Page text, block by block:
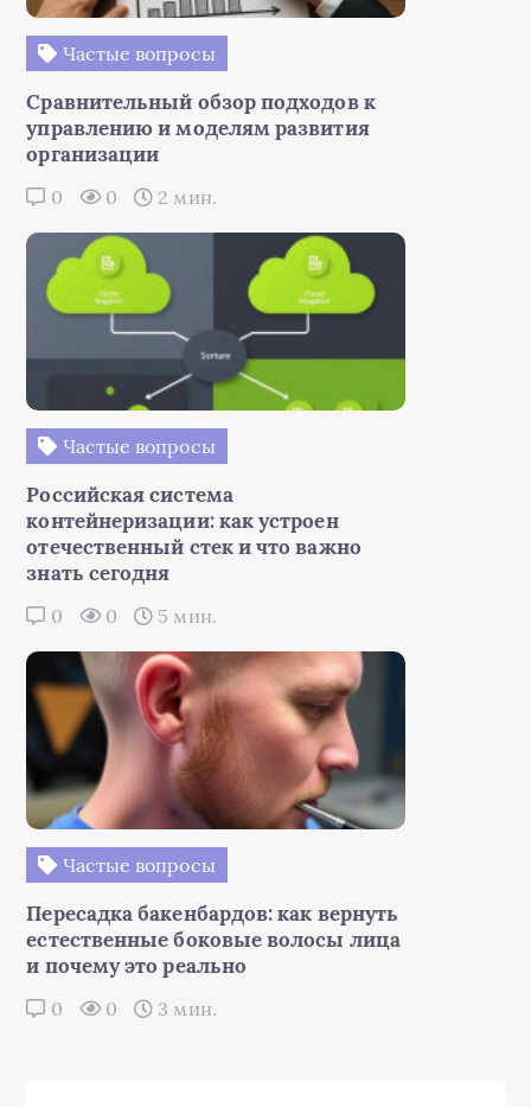
Частые вопросы
Сравнительный обзор подходов к
управлению и моделям развития
организации
0 0 2 мин.
Частые вопросы
Российская система
контейнеризации: как устроен
отечественный стек и что важно
знать сегодня
0 0 5 мин.
Частые вопросы
Пересадка бакенбардов: как вернуть
естественные боковые волосы лица
и почему это реально
0 0 3 мин.